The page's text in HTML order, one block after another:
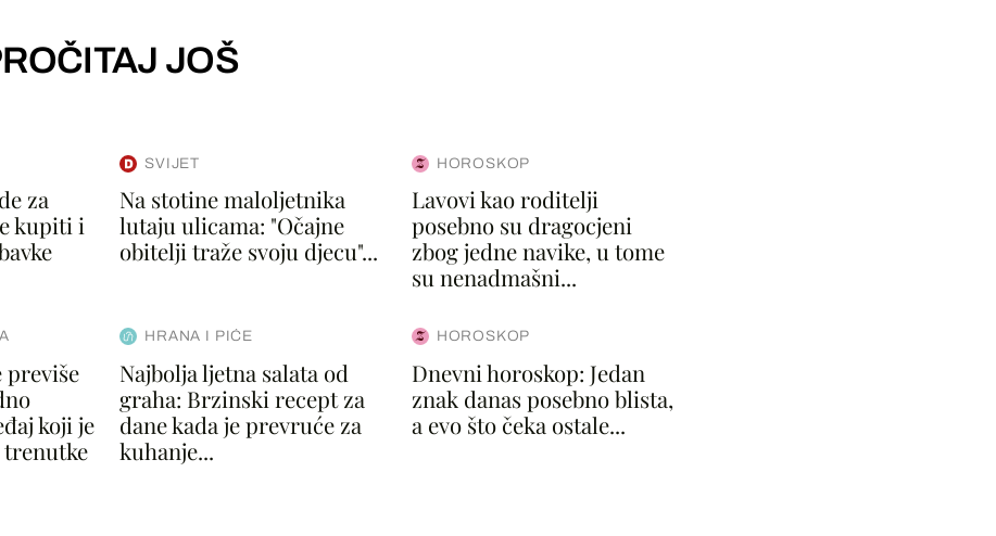
JOŠ
za
kupiti i
SVIJET
Na stotine maloljetnika
lutaju ulicama: "Očajne
obitelji traže svoju djecu"...
HOROSKOP
Lavovi kao roditelji
posebno su dragocjeni
zbog jedne navike, u tome
su nenadmašni...
previše
koji je
HRANA I PIĆE
Najbolja ljetna salata od
graha: Brzinski recept za
dane kada je prevruće za
kuhanje...
HOROSKOP
Dnevni horoskop: Jedan
znak danas posebno blista,
a evo što čeka ostale...